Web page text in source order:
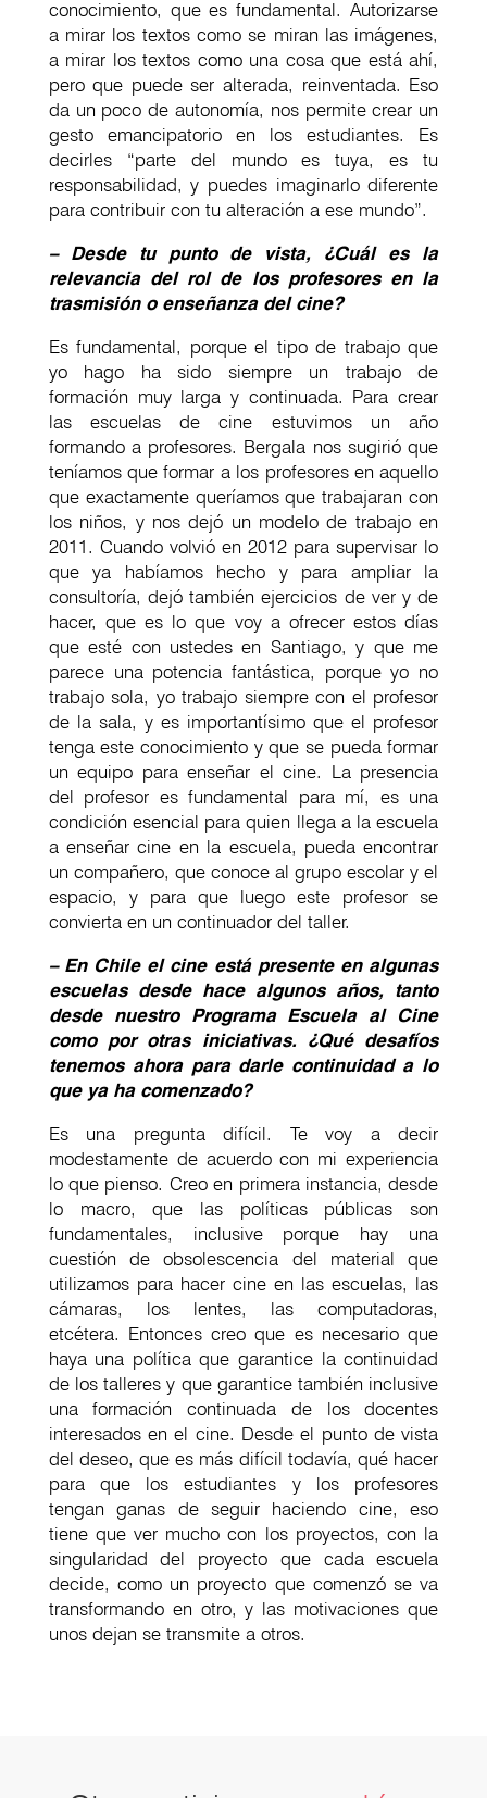
conocimiento, que es fundamental. Autorizarse
a mirar los textos como se miran las imágenes,
a mirar los textos como una cosa que está ahí,
pero que puede ser alterada, reinventada. Eso
da un poco de autonomía, nos permite crear un
gesto emancipatorio en los estudiantes. Es
decirles “parte del mundo es tuya, es tu
responsabilidad, y puedes imaginarlo diferente
para contribuir con tu alteración a ese mundo”.
– Desde tu punto de vista, ¿Cuál es la
relevancia del rol de los profesores en la
trasmisión o enseñanza del cine?
Es fundamental, porque el tipo de trabajo que
yo hago ha sido siempre un trabajo de
formación muy larga y continuada. Para crear
las escuelas de cine estuvimos un año
formando a profesores. Bergala nos sugirió que
teníamos que formar a los profesores en aquello
que exactamente queríamos que trabajaran con
los niños, y nos dejó un modelo de trabajo en
2011. Cuando volvió en 2012 para supervisar lo
que ya habíamos hecho y para ampliar la
consultoría, dejó también ejercicios de ver y de
hacer, que es lo que voy a ofrecer estos días
que esté con ustedes en Santiago, y que me
parece una potencia fantástica, porque yo no
trabajo sola, yo trabajo siempre con el profesor
de la sala, y es importantísimo que el profesor
tenga este conocimiento y que se pueda formar
un equipo para enseñar el cine. La presencia
del profesor es fundamental para mí, es una
condición esencial para quien llega a la escuela
a enseñar cine en la escuela, pueda encontrar
un compañero, que conoce al grupo escolar y el
espacio, y para que luego este profesor se
convierta en un continuador del taller.
– En Chile el cine está presente en algunas
escuelas desde hace algunos años, tanto
desde nuestro Programa Escuela al Cine
como por otras iniciativas. ¿Qué desafíos
tenemos ahora para darle continuidad a lo
que ya ha comenzado?
Es una pregunta difícil. Te voy a decir
modestamente de acuerdo con mi experiencia
lo que pienso. Creo en primera instancia, desde
lo macro, que las políticas públicas son
fundamentales, inclusive porque hay una
cuestión de obsolescencia del material que
utilizamos para hacer cine en las escuelas, las
cámaras, los lentes, las computadoras,
etcétera. Entonces creo que es necesario que
haya una política que garantice la continuidad
de los talleres y que garantice también inclusive
una formación continuada de los docentes
interesados en el cine. Desde el punto de vista
del deseo, que es más difícil todavía, qué hacer
para que los estudiantes y los profesores
tengan ganas de seguir haciendo cine, eso
tiene que ver mucho con los proyectos, con la
singularidad del proyecto que cada escuela
decide, como un proyecto que comenzó se va
transformando en otro, y las motivaciones que
unos dejan se transmite a otros.